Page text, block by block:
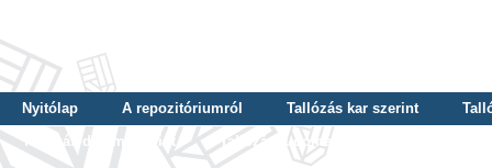
Nyitólap A repozitóriumról Tallózás kar szerint
Tallózás dátum szerint
Tallózás tudományterület szerint